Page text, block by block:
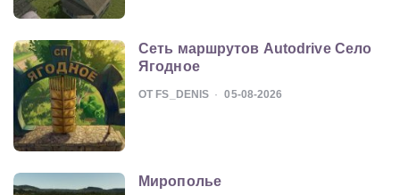
Сеть маршрутов Autodrive Село
Ягодное
ОТ FS_DENIS 05-08-2026
Мирополье